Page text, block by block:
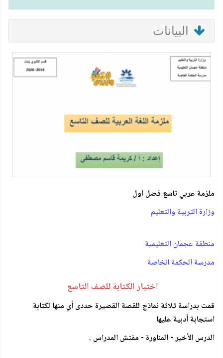
البيانات
ملزمة عربي تاسع فصل اول
وزارة التربية والتعليم
منطقة عجمان التعليمية
مدرسة الحكمة الخاصة
اختبار الكتابة للصف التاسع
قمت بدراسة ثلاثة نماذج للقصة القصيرة حددى أي منها لكتابة
استجابة أدبية عليها
الدرس الأخير - المناورة - مفتش المدراس .